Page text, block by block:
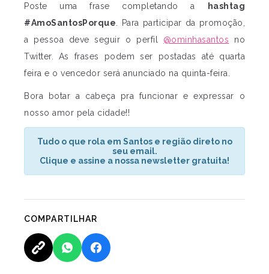
Poste uma frase completando a hashtag
#AmoSantosPorque . Para participar da promoção,
a pessoa deve seguir o perfil @ominhasantos no
Twitter. As frases podem ser postadas até quarta
feira e o vencedor será anunciado na quinta-feira.
Bora botar a cabeça pra funcionar e expressar o
nosso amor pela cidade!!
Tudo o que rola em Santos e região direto no
seu email.
Clique e assine a nossa newsletter gratuita!
COMPARTILHAR